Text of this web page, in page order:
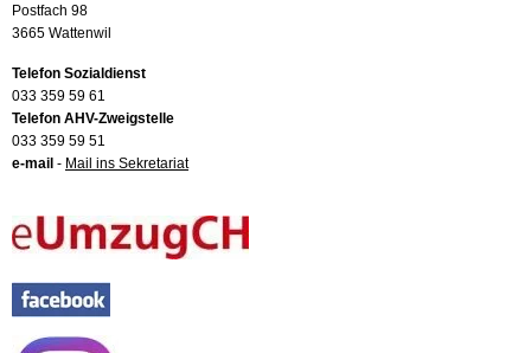
Postfach 98
3665 Wattenwil
Telefon Sozialdienst
033 359 59 61
Telefon AHV-Zweigstelle
033 359 59 51
e-mail - Mail ins Sekretariat